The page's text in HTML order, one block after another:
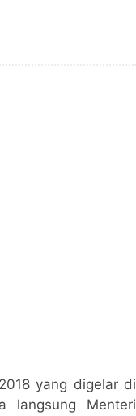
yang digelar di
langsung Menteri